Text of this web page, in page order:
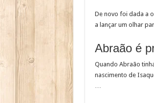
De novo foi dada a
a lançar um olhar
Abraão é
Quando Abraão
nascimento de
…